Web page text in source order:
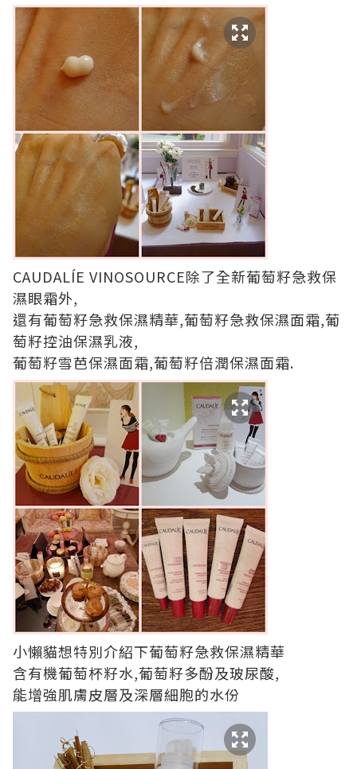
CAUDALÍE VINOSOURCE除了全新葡萄籽急救保
濕眼霜外,
還有葡萄籽急救保濕精華,葡萄籽急救保濕面霜,葡
萄籽控油保濕乳液,
葡萄籽雪芭保濕面霜,葡萄籽倍潤保濕面霜.
小懶貓想特別介紹下葡萄籽急救保濕精華
含有機葡萄杯籽水,葡萄籽多酚及玻尿酸,
能增強肌膚皮層及深層細胞的水份